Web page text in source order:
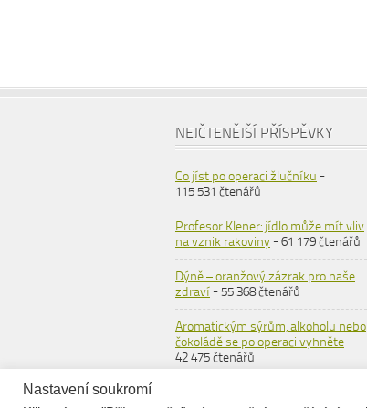
NEJČTENĚJŠÍ PŘÍSPĚVKY
Co jíst po operaci žlučníku -
115 531 čtenářů
Profesor Klener: jídlo může mít vliv
na vznik rakoviny- 61 179 čtenářů
Dýně – oranžový zázrak pro naše
zdraví- 55 368 čtenářů
Aromatickým sýrům, alkoholu nebo
čokoládě se po operaci vyhněte-
42 475 čtenářů
Nastavení soukromí